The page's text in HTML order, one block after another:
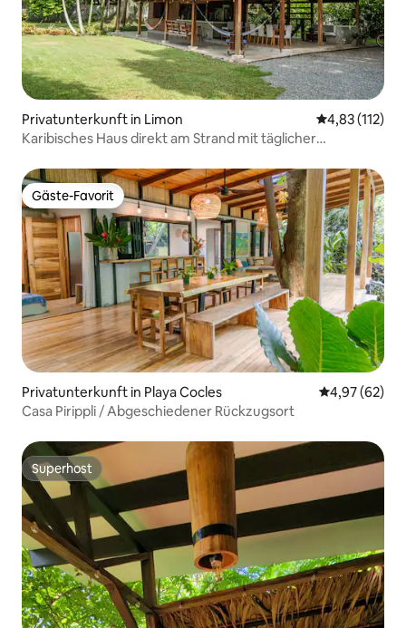
Privatunterkunft in Limon
4,83 (112)
Karibisches Haus direkt am Strand mit täglicher
Gäste-Favorit
Gäste-Favorit
Privatunterkunft in Playa Cocles
4,97 (62)
Casa Pirippli / Abgeschiedener Rückzugsort
Superhost
Superhost